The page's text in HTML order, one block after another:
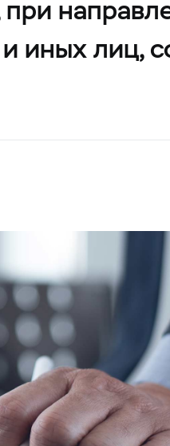
иных лиц,